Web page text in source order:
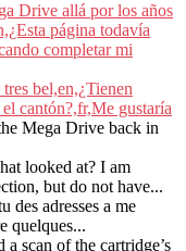
Drive allá por los años
página todavía
completar mi
bel,en,¿Tienen
cantón?,fr,Me gustaría
Mega Drive back in
looked at? I am
but do not have...
des adresses a me
quelques...
scan of the cartridge’s